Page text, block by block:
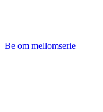
Be om mellomserie